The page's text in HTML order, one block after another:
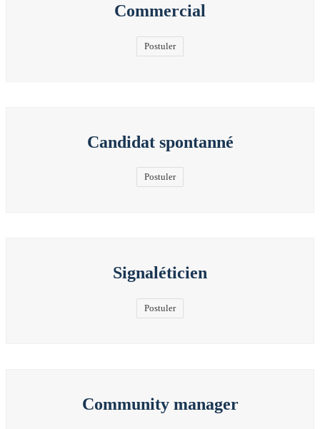
Commercial
Postuler
Candidat spontanné
Postuler
Signaléticien
Postuler
Community manager